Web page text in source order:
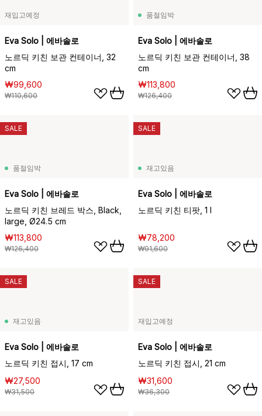
재입고예정
Eva Solo | 에바솔로
노르딕 키친 보관 컨테이너, 32
cm
₩99,600
₩110,600
품절임박
Eva Solo | 에바솔로
노르딕 키친 보관 컨테이너, 38
cm
₩113,800
₩126,400
품절임박
Eva Solo | 에바솔로
노르딕 키친 브레드 박스, Black,
large, Ø24.5 cm
₩113,800
₩126,400
SALE
재고있음
Eva Solo | 에바솔로
노르딕 키친 티팟, 1 l
₩78,200
₩91,600
SALE
재고있음
Eva Solo | 에바솔로
노르딕 키친 접시, 17 cm
₩27,500
₩31,500
SALE
재입고예정
Eva Solo | 에바솔로
노르딕 키친 접시, 21 cm
₩31,600
₩36,300
SALE